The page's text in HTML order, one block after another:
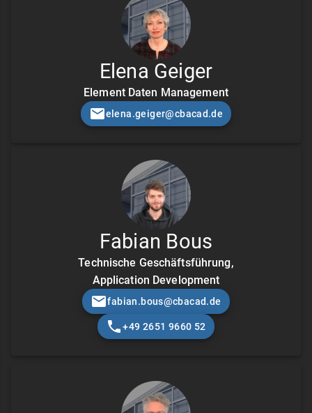
Elena Geiger
Element Daten Management
elena.geiger@cbacad.de
Fabian Bous
Technische Geschäftsführung,
Application Development
fabian.bous@cbacad.de
+49 2651 9660 52